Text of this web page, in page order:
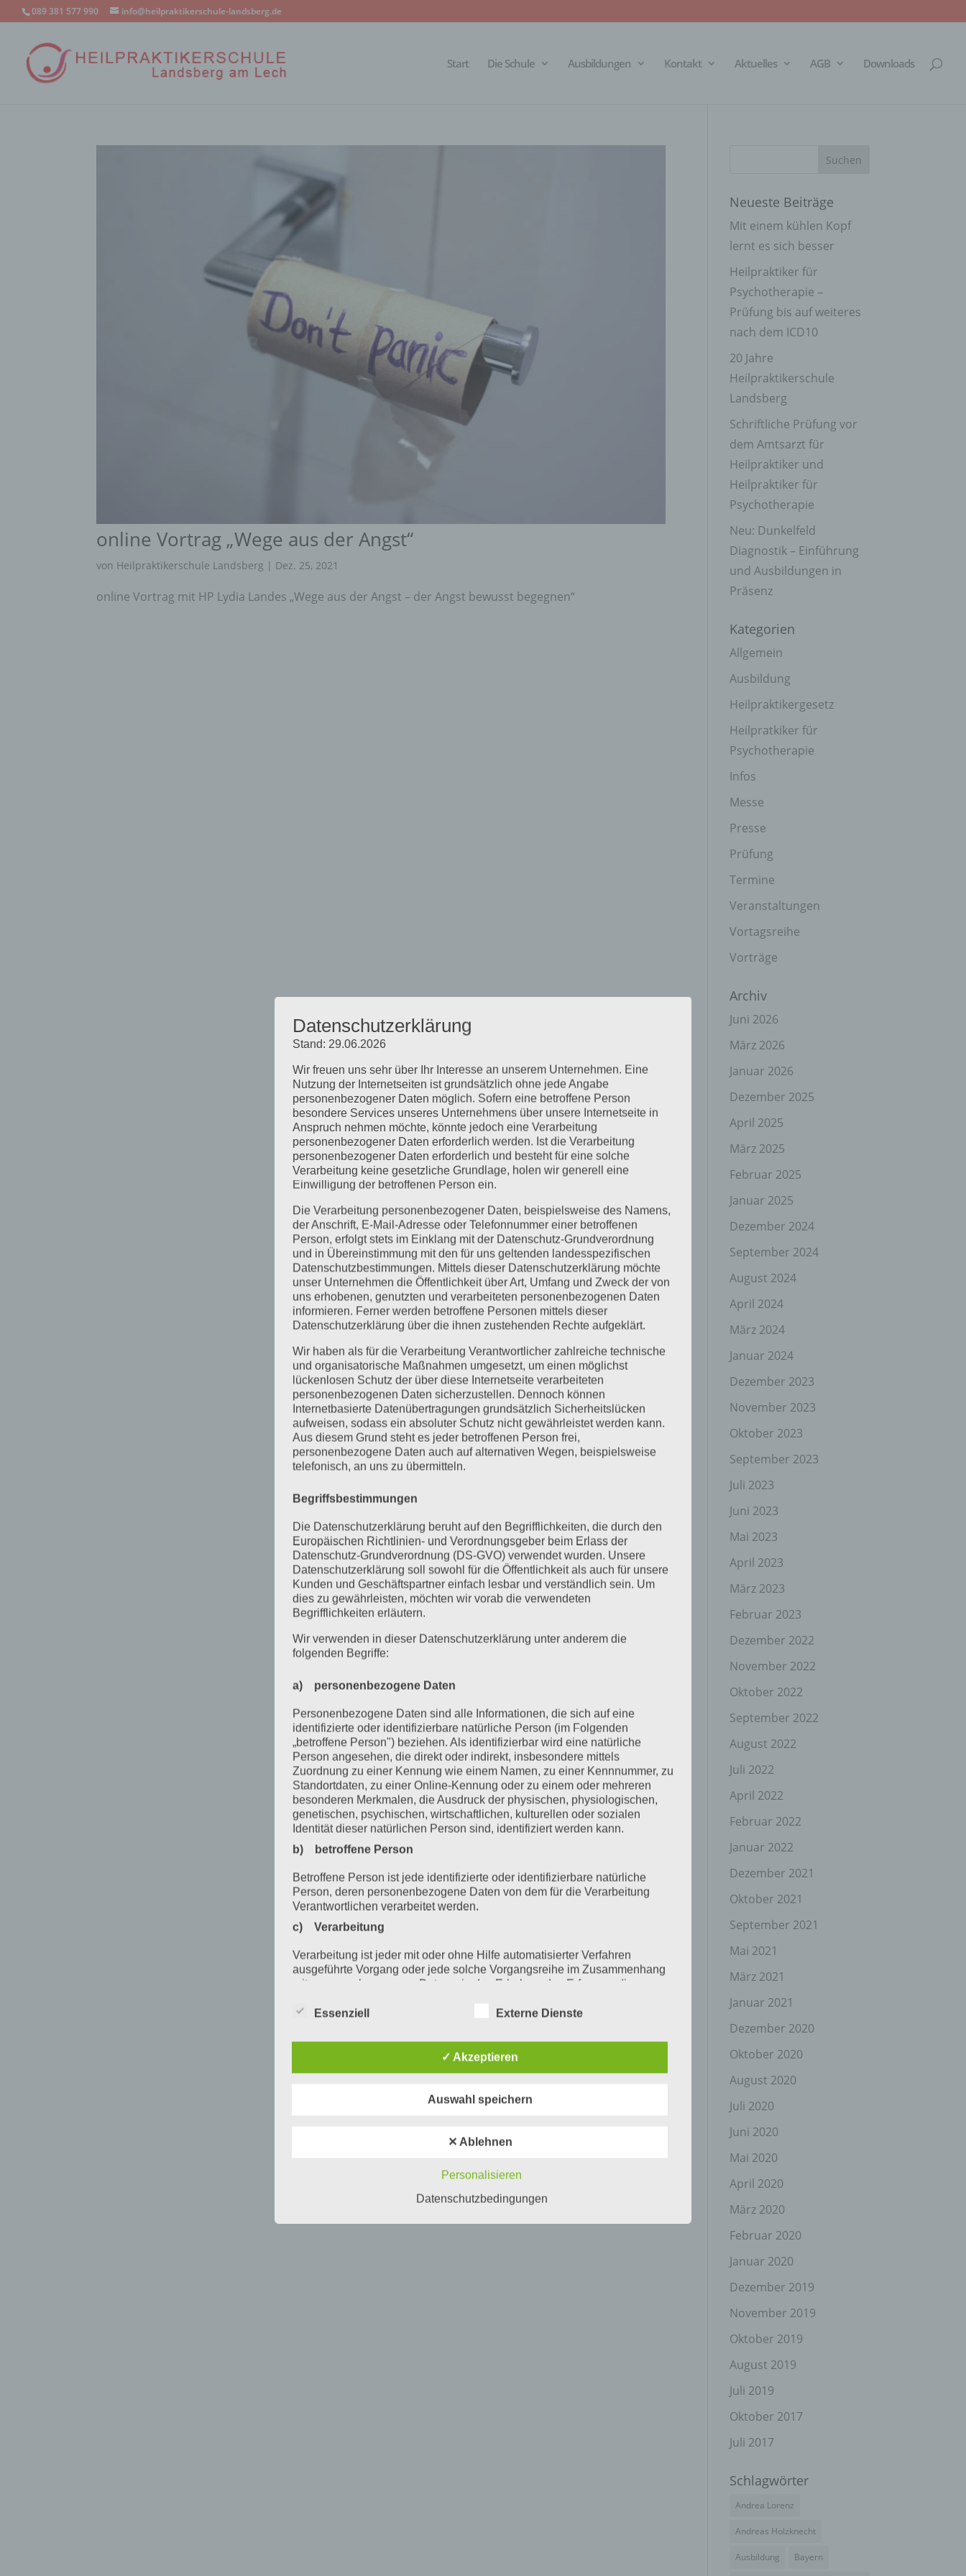
089 381 577 990 info@heilpraktikerschule-landsberg.de
Start Die Schule Ausbildungen Kontakt Aktuelles AGB Downloads
online Vortrag „Wege aus der Angst“
von Heilpraktikerschule Landsberg | Dez. 25, 2021
online Vortrag mit HP Lydia Landes „Wege aus der Angst – der Angst bewusst begegnen“
Neueste Beiträge
Mit einem kühlen Kopf
lernt es sich besser
Heilpraktiker für
Psychotherapie –
Prüfung bis auf weiteres
nach dem ICD10
20 Jahre
Heilpraktikerschule
Landsberg
Schriftliche Prüfung vor
dem Amtsarzt für
Heilpraktiker und
Heilpraktiker für
Psychotherapie
Neu: Dunkelfeld
Diagnostik – Einführung
und Ausbildungen in
Präsenz
Kategorien
Allgemein
Ausbildung
Heilpraktikergesetz
Heilpratkiker für
Psychotherapie
Infos
Messe
Presse
Prüfung
Termine
Veranstaltungen
Vortagsreihe
Vorträge
Archiv
Juni 2026
März 2026
Januar 2026
Dezember 2025
April 2025
März 2025
Februar 2025
Januar 2025
Dezember 2024
September 2024
August 2024
April 2024
März 2024
Januar 2024
Dezember 2023
November 2023
Oktober 2023
September 2023
Juli 2023
Juni 2023
Mai 2023
April 2023
März 2023
Februar 2023
Dezember 2022
November 2022
Oktober 2022
September 2022
August 2022
Juli 2022
April 2022
Februar 2022
Januar 2022
Dezember 2021
Oktober 2021
September 2021
Mai 2021
März 2021
Januar 2021
Dezember 2020
Oktober 2020
August 2020
Juli 2020
Juni 2020
Mai 2020
April 2020
März 2020
Februar 2020
Januar 2020
Dezember 2019
November 2019
Oktober 2019
August 2019
Juli 2019
Oktober 2017
Juli 2017
Schlagwörter
Andrea Lorenz
Andreas Holzknecht
Ausbildung Bayern
Datenschutzerklärung
Stand: 29.06.2026
Wir freuen uns sehr über Ihr Interesse an unserem Unternehmen. Eine
Nutzung der Internetseiten ist grundsätzlich ohne jede Angabe
personenbezogener Daten möglich. Sofern eine betroffene Person
besondere Services unseres Unternehmens über unsere Internetseite in
Anspruch nehmen möchte, könnte jedoch eine Verarbeitung
personenbezogener Daten erforderlich werden. Ist die Verarbeitung
personenbezogener Daten erforderlich und besteht für eine solche
Verarbeitung keine gesetzliche Grundlage, holen wir generell eine
Einwilligung der betroffenen Person ein.
Die Verarbeitung personenbezogener Daten, beispielsweise des Namens,
der Anschrift, E-Mail-Adresse oder Telefonnummer einer betroffenen
Person, erfolgt stets im Einklang mit der Datenschutz-Grundverordnung
und in Übereinstimmung mit den für uns geltenden landesspezifischen
Datenschutzbestimmungen. Mittels dieser Datenschutzerklärung möchte
unser Unternehmen die Öffentlichkeit über Art, Umfang und Zweck der von
uns erhobenen, genutzten und verarbeiteten personenbezogenen Daten
informieren. Ferner werden betroffene Personen mittels dieser
Datenschutzerklärung über die ihnen zustehenden Rechte aufgeklärt.
Wir haben als für die Verarbeitung Verantwortlicher zahlreiche technische
und organisatorische Maßnahmen umgesetzt, um einen möglichst
lückenlosen Schutz der über diese Internetseite verarbeiteten
personenbezogenen Daten sicherzustellen. Dennoch können
Internetbasierte Datenübertragungen grundsätzlich Sicherheitslücken
aufweisen, sodass ein absoluter Schutz nicht gewährleistet werden kann.
Aus diesem Grund steht es jeder betroffenen Person frei,
personenbezogene Daten auch auf alternativen Wegen, beispielsweise
telefonisch, an uns zu übermitteln.
Begriffsbestimmungen
Die Datenschutzerklärung beruht auf den Begrifflichkeiten, die durch den
Europäischen Richtlinien- und Verordnungsgeber beim Erlass der
Datenschutz-Grundverordnung (DS-GVO) verwendet wurden. Unsere
Datenschutzerklärung soll sowohl für die Öffentlichkeit als auch für unsere
Kunden und Geschäftspartner einfach lesbar und verständlich sein. Um
dies zu gewährleisten, möchten wir vorab die verwendeten
Begrifflichkeiten erläutern.
Wir verwenden in dieser Datenschutzerklärung unter anderem die
folgenden Begriffe:
a) personenbezogene Daten
Personenbezogene Daten sind alle Informationen, die sich auf eine
identifizierte oder identifizierbare natürliche Person (im Folgenden
„betroffene Person") beziehen. Als identifizierbar wird eine natürliche
Person angesehen, die direkt oder indirekt, insbesondere mittels
Zuordnung zu einer Kennung wie einem Namen, zu einer Kennnummer, zu
Standortdaten, zu einer Online-Kennung oder zu einem oder mehreren
besonderen Merkmalen, die Ausdruck der physischen, physiologischen,
genetischen, psychischen, wirtschaftlichen, kulturellen oder sozialen
Identität dieser natürlichen Person sind, identifiziert werden kann.
b) betroffene Person
Betroffene Person ist jede identifizierte oder identifizierbare natürliche
Person, deren personenbezogene Daten von dem für die Verarbeitung
Verantwortlichen verarbeitet werden.
c) Verarbeitung
Verarbeitung ist jeder mit oder ohne Hilfe automatisierter Verfahren
ausgeführte Vorgang oder jede solche Vorgangsreihe im Zusammenhang
mit personenbezogenen Daten wie das Erheben, das Erfassen, die
Veränderung, das Auslesen, das Abfragen, die Verwendung, die
Bereitstellung, den Abgleich oder die Verknüpfung, die Einschränkung, das
Löschen oder die Vernichtung.
d) Einschränkung der Verarbeitung
Einschränkung der Verarbeitung ist die Markierung gespeicherter
Profiling ist jede Art der automatisierten Verarbeitung personenbezogener
Daten, die darin besteht, dass diese personenbezogenen Daten verwendet
Person beziehen, zu bewerten, insbesondere, um Aspekte bezüglich
Essenziell Externe Dienste
✓ Akzeptieren
Auswahl speichern
✕ Ablehnen
Personalisieren
Datenschutzbedingungen